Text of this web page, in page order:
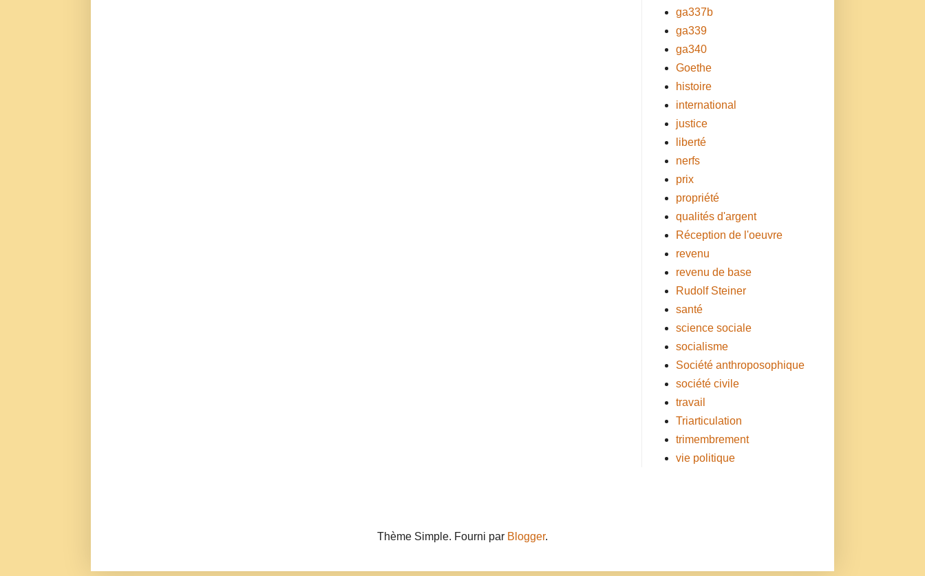
ga337b
ga339
ga340
Goethe
histoire
international
justice
liberté
nerfs
prix
propriété
qualités d'argent
Réception de l'oeuvre
revenu
revenu de base
Rudolf Steiner
santé
science sociale
socialisme
Société anthroposophique
société civile
travail
Triarticulation
trimembrement
vie politique
Thème Simple. Fourni par Blogger.